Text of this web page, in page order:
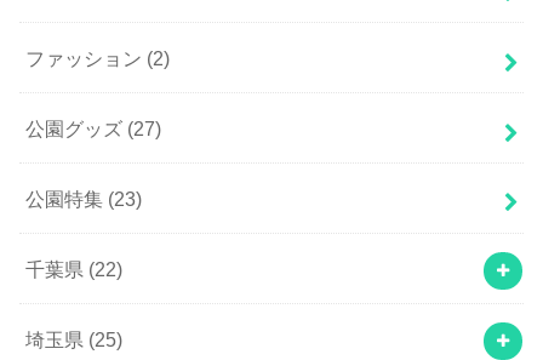
ファッション (2)
公園グッズ (27)
公園特集 (23)
千葉県 (22)
埼玉県 (25)